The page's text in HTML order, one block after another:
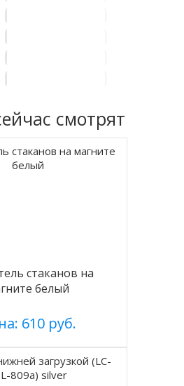
смотрят
стаканов на
белый
610 руб.